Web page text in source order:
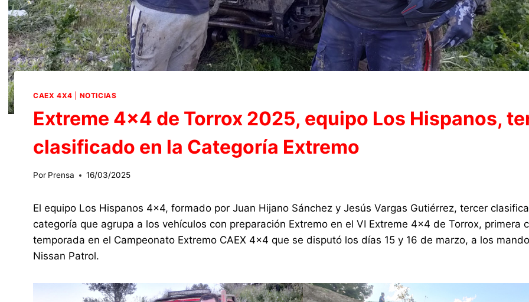
CAEX 4X4 NOTICIAS
Extreme 4×4 de Torrox 2025, equipo Los Hispanos,
clasificado en la Categoría Extremo
Por Prensa 16/03/2025
El equipo Los Hispanos 4×4, formado por Juan Hijano Sánchez y Jesús Vargas Gutiérrez, tercer
categoría que agrupa a los vehículos con preparación Extremo en el VI Extreme 4×4 de Torrox, primera
temporada en el Campeonato Extremo CAEX 4×4 que se disputó los días 15 y 16 de marzo, a los
Nissan Patrol.